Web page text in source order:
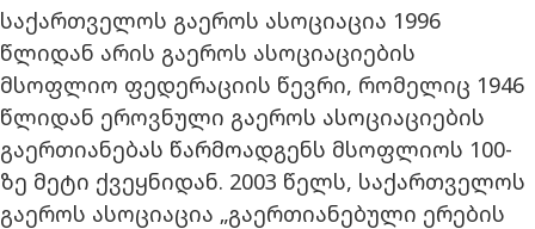
საქართველოს გაეროს ასოციაცია 1996
წლიდან არის გაეროს ასოციაციების
მსოფლიო ფედერაციის წევრი, რომელიც 1946
წლიდან ეროვნული გაეროს ასოციაციების
გაერთიანებას წარმოადგენს მსოფლიოს 100-
ზე მეტი ქვეყნიდან. 2003 წელს, საქართველოს
გაეროს ასოციაცია „გაერთიანებული ერების